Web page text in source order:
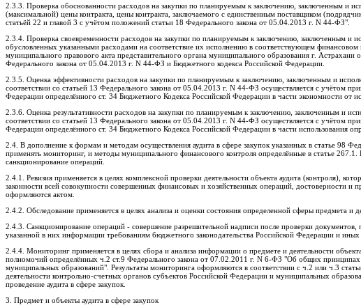
2.3.3. Проверка обоснованности расходов на закупки по планируемым к заключению, заключенным и
(максимальной) цены контракта, цены контракта, заключаемого с единственным поставщиком
статьёй 22 и главой 3 с учётом положений статьи 18 Федерального закона от 05.04.2013 г. N 44-ФЗ".
2.3.4. Проверка своевременности расходов на закупки по планируемым к заключению, заключенным и
обусловленных указанными расходами на соответствие их исполнению в соответствующем
муниципального правового акта представительного органа муниципального образования г.
Федерального закона от 05.04.2013 г. N 44-ФЗ и Бюджетного кодекса Российской Федерации.
2.3.5. Оценка эффективности расходов на закупки по планируемым к заключению, заключенным и
соответствии со статьей 13 Федерального закона от 05.04.2013 г. N 44-ФЗ осуществляется с учётом
Федерации определённого ст. 34 Бюджетного Кодекса Российской Федерации в части экономности от
2.3.6. Оценка результативности расходов на закупки по планируемым к заключению, заключенным и
соответствии со статьей 13 Федерального закона от 05.04.2013 г. N 44-ФЗ осуществляется с учётом
Федерации определённого ст. 34 Бюджетного Кодекса Российской Федерации в части использования
2.4. В дополнение к формам и методам осуществления аудита в сфере закупок указанных в статье 98
применять мониторинг, и методы муниципального финансового контроля определённые в статье
санкционирование операций.
2.4.1. Ревизия применяется в целях комплексной проверки деятельности объекта аудита (контроля),
законности всей совокупности совершенных финансовых и хозяйственных операций, достоверности и
оформляются актом.
2.4.2. Обследование применяется в целях анализа и оценки состояния определенной сферы предмета и
2.4.3. Санкционирование операций - совершение разрешительной надписи после проверки
указанной в них информации требованиям бюджетного законодательства Российской Федерации и
2.4.4. Мониторинг применяется в целях сбора и анализа информации о предмете и деятельности
полномочий определённых ч.2 ст.9 Федерального закона от 07.02.2011 г. N 6-ФЗ "Об общих
муниципальных образований". Результаты мониторинга оформляются в соответствии с ч.2 или ч.3
деятельности контрольно-счетных органов субъектов Российской Федерации и муниципальных
проведение аудита в сфере закупок.
3. Предмет и объекты аудита в сфере закупок